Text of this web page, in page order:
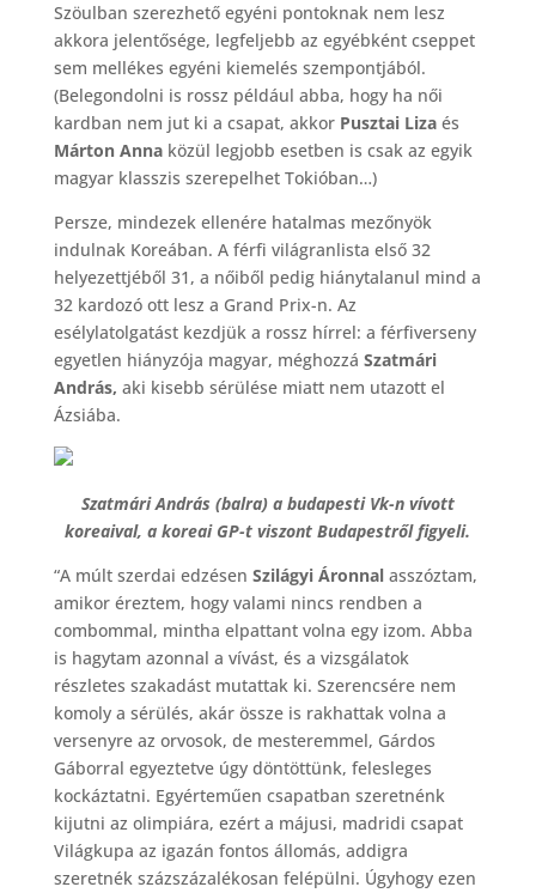
Szöulban szerezhető egyéni pontoknak nem lesz
akkora jelentősége, legfeljebb az egyébként cseppet
sem mellékes egyéni kiemelés szempontjából.
(Belegondolni is rossz például abba, hogy ha női
kardban nem jut ki a csapat, akkor Pusztai Lizaés
Márton Annaközül legjobb esetben is csak az egyik
magyar klasszis szerepelhet Tokióban…)
Persze, mindezek ellenére hatalmas mezőnyök
indulnak Koreában. A férfi világranlista első 32
helyezettjéből 31, a nőiből pedig hiánytalanul mind a
32 kardozó ott lesz a Grand Prix-n. Az
esélylatolgatást kezdjük a rossz hírrel: a férfiverseny
egyetlen hiányzója magyar, méghozzá Szatmári
András, aki kisebb sérülése miatt nem utazott el
Ázsiába.
Szatmári András (balra) a budapesti Vk-n vívott
koreaival, a koreai GP-t viszont Budapestről figyeli.
“A múlt szerdai edzésen Szilágyi Áronnalasszóztam,
amikor éreztem, hogy valami nincs rendben a
combommal, mintha elpattant volna egy izom. Abba
is hagytam azonnal a vívást, és a vizsgálatok
részletes szakadást mutattak ki. Szerencsére nem
komoly a sérülés, akár össze is rakhattak volna a
versenyre az orvosok, de mesteremmel, Gárdos
Gáborral egyeztetve úgy döntöttünk, felesleges
kockáztatni. Egyérteműen csapatban szeretnénk
kijutni az olimpiára, ezért a májusi, madridi csapat
Világkupa az igazán fontos állomás, addigra
szeretnék százszázalékosan felépülni. Úgyhogy ezen